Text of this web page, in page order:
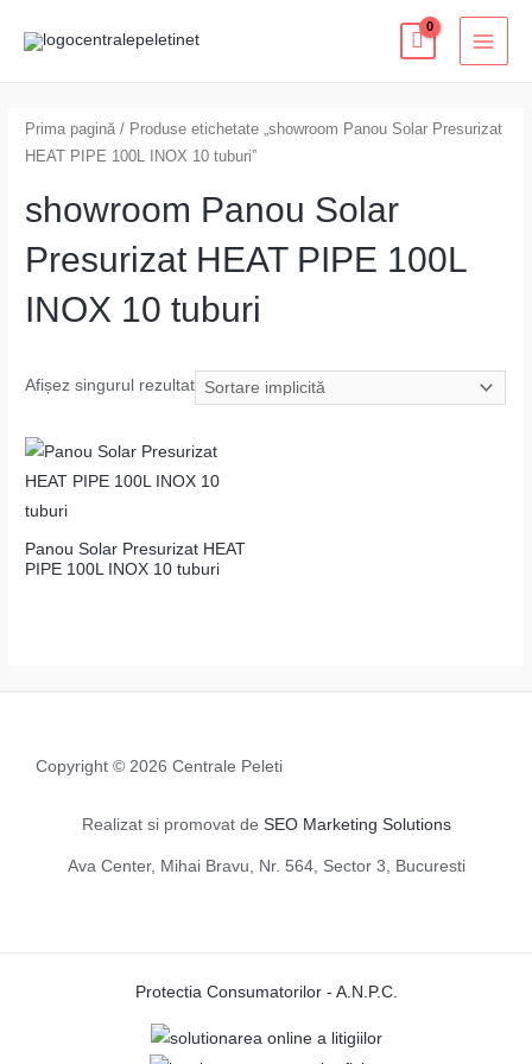
Prima pagină / Produse etichetate „showroom Panou Solar Presurizat
HEAT PIPE 100L INOX 10 tuburi”
showroom Panou Solar
Presurizat HEAT PIPE 100L
INOX 10 tuburi
Afișez singurul rezultat
Panou Solar Presurizat HEAT
PIPE 100L INOX 10 tuburi
Copyright © 2026 Centrale Peleti
Realizat si promovat de SEO Marketing Solutions
Ava Center, Mihai Bravu, Nr. 564, Sector 3, Bucuresti
Protectia Consumatorilor - A.N.P.C.